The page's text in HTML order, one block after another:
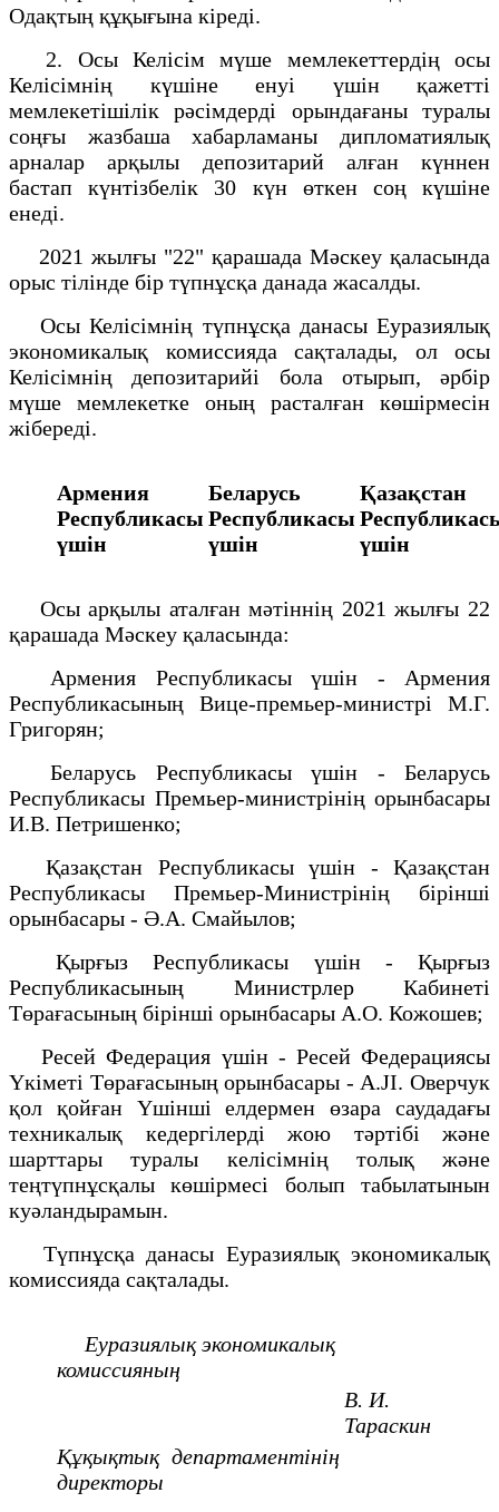
Одақтың құқығына кіреді.
2. Осы Келісім мүше мемлекеттердің осы
Келісімнің күшіне енуі үшін қажетті
мемлекетішілік рәсімдерді орындағаны туралы
соңғы жазбаша хабарламаны дипломатиялық
арналар арқылы депозитарий алған күннен
бастап күнтізбелік 30 күн өткен соң күшіне
енеді.
2021 жылғы "22" қарашада Мәскеу қаласында
орыс тілінде бір түпнұсқа данада жасалды.
Осы Келісімнің түпнұсқа данасы Еуразиялық
экономикалық комиссияда сақталады, ол осы
Келісімнің депозитарийі бола отырып, әрбір
мүше мемлекетке оның расталған көшірмесін
жібереді.
Армения
Республикасы
үшін
Беларусь
Республикасы
үшін
Қазақстан
үшін
Осы арқылы аталған мәтіннің 2021 жылғы 22
қарашада Мәскеу қаласында:
Армения Республикасы үшін - Армения
Республикасының Вице-премьер-министрі М.Г.
Григорян;
Беларусь Республикасы үшін - Беларусь
Республикасы Премьер-министрінің орынбасары
И.В. Петришенко;
Қазақстан Республикасы үшін - Қазақстан
Республикасы Премьер-Министрінің бірінші
орынбасары - Ә.А. Смайылов;
Қырғыз Республикасы үшін - Қырғыз
Республикасының Министрлер Кабинеті
Төрағасының бірінші орынбасары А.О. Кожошев;
Ресей Федерация үшін - Ресей Федерациясы
Үкіметі Төрағасының орынбасары - A.JI. Оверчук
қол қойған Үшінші елдермен өзара саудадағы
техникалық кедергілерді жою тәртібі және
шарттары туралы келісімнің толық және
теңтүпнұсқалы көшірмесі болып табылатынын
куәландырамын.
Түпнұсқа данасы Еуразиялық экономикалық
комиссияда сақталады.
Еуразиялық экономикалық
комиссияның
Құқықтық департаментінің
директоры
В. И.
Тараскин